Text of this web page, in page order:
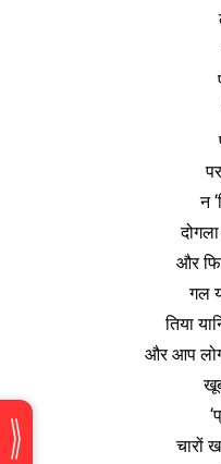
न
और
गल
तिया
और आप लोग
चारों